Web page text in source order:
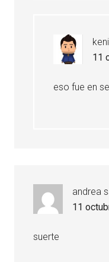
11
eso fue en
andrea
11
suerte